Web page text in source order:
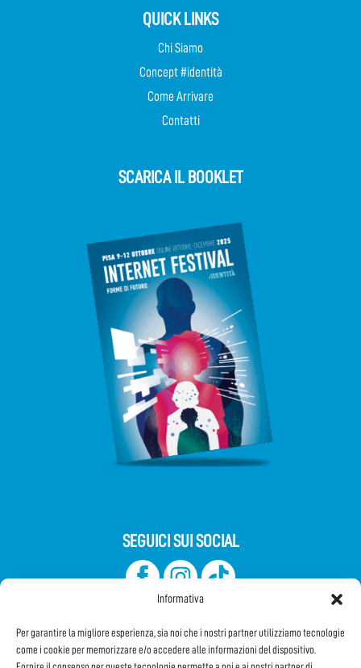
Informativa
Per garantire la migliore esperienza, sia noi che i nostri partner utilizziamo tecnologie
come i cookie per memorizzare e/o accedere alle informazioni del dispositivo.
QUICK LINKS
Chi Siamo
Concept #identità
Come Arrivare
Contatti
SCARICA IL BOOKLET
SEGUICI SUI SOCIAL